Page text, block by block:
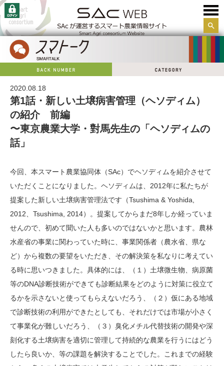
サイ
2020.08.18
第1話・新しい土壌病害管理（ヘソディム）
の紹介 前編
〜東京農業大学・對馬先生の「ヘソディムの
話」
今回、本スマート農業協同体（SAc）でヘソディムを紹介させて
いただくことになりました。 ヘソディムは、2012年に私たちが
提案した新しい土壌病害管理法です（Tsushima & Yoshida,
2012、Tsushima, 2014）。提案してからまだ8年しか経っていま
せんので、初めて聞いた人も多いのではないかと思います。農林
水産省の事業に関わっていた時に、事業関係者（農水省、県な
ど）から複数の要望をいただき、その解決策を私なりに考えてい
る時に思いつきました。具体的には、（１）土壌微生物、病原菌
等のDNA診断技術ができても診断結果をどのように対策に役立て
るかを示さないと使ってもらえないだろう、（２）仮にある地域
で診断技術の利用ができたとしても、それだけでは市場が小さく
て事業化が難しいだろう、（３）臭化メチル代替技術の開発や深
刻化する土壌病害を適切に管理して持続的な農業を行うにはどう
したら良いか、等の課題を解決することでした。これまでの経験